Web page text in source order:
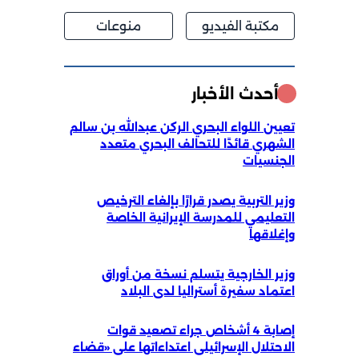
مكتبة الفيديو منوعات
أحدث الأخبار
تعيين اللواء البحري الركن عبدالله بن سالم
الشهري قائدًا للتحالف البحري متعدد
الجنسيات
وزير التربية يصدر قرارًا بإلغاء الترخيص
التعليمي للمدرسة الإيرانية الخاصة
وإغلاقها
وزير الخارجية يتسلم نسخة من أوراق
اعتماد سفيرة أستراليا لدى البلاد
إصابة 4 أشخاص جراء تصعيد قوات
الاحتلال الإسرائيلي اعتداءاتها على «قضاء